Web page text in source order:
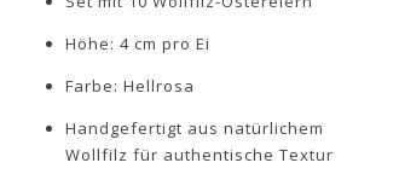
Höhe: 4 cm pro Ei
Farbe: Hellrosa
Handgefertigt aus natürlichem
Wollfilz für authentische Textur